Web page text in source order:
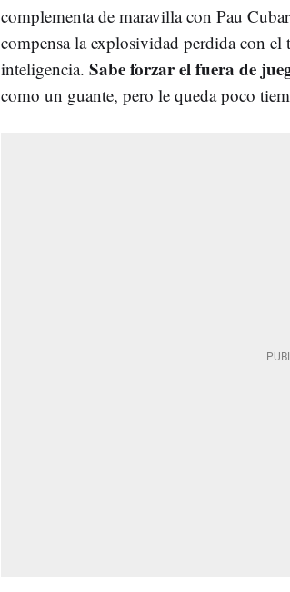
complementa de maravilla con Pau
compensa la explosividad perdida con
inteligencia. Sabe forzar el fuera de
como un guante, pero le queda poco